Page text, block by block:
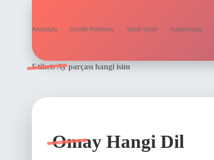
Anasayfa Gizlilik Politikası Yasal Uyarı Hakkımızda
Etiket:Ay parçası hangi isim
Omay Hangi Dil